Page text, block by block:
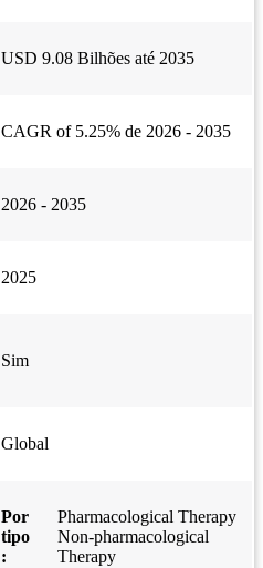
USD 9.08 Bilhões até 2035
CAGR of 5.25% de 2026 - 2035
2026 - 2035
2025
Sim
Global
Por
tipo
:
Pharmacological Therapy
Non-pharmacological
Therapy